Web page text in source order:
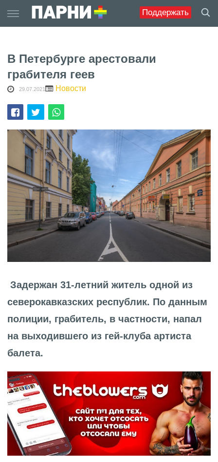
Поддержать
to
content
В Петербурге арестовали
грабителя геев
29.07.2021 Новости
Задержан 31-летний житель одной из
северокавказских республик. По данным
полиции, грабитель, в частности, напал
на выходившего из гей-клуба артиста
балета.